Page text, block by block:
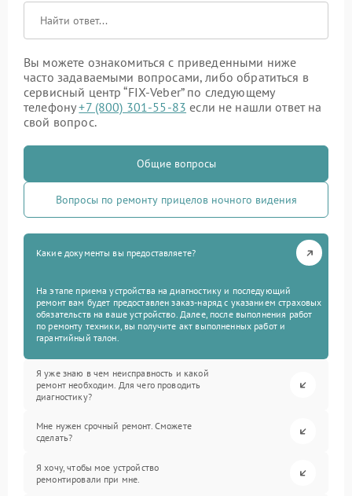
Вы можете ознакомиться с приведенными ниже
часто задаваемыми вопросами, либо обратиться в
сервисный центр “FIX-Veber” по следующему
телефону+7 (800) 301-55-83 если не нашли ответ на
свой вопрос.
Общие вопросы
Вопросы по ремонту прицелов ночного видения
Какие документы вы предоставляете?
На этапе приема устройства на диагностику и последующий
ремонт вам будет предоставлен заказ-наряд с указанием страховых
обязательств на ваше устройство. Далее, после выполнения работ
по ремонту техники, вы получите акт выполненных работ и
гарантийный талон.
Я уже знаю в чем неисправность и какой
ремонт необходим. Для чего проводить
диагностику?
Мне нужен срочный ремонт. Сможете
сделать?
Я хочу, чтобы мое устройство
ремонтировали при мне.